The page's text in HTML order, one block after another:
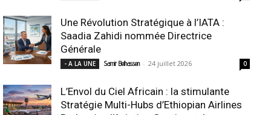
Une Révolution Stratégique à l’IATA :
Saadia Zahidi nommée Directrice
Générale
- A LA UNE Samir Belhassen - 24 juillet 2026 0
L’Envol du Ciel Africain : la stimulante
Stratégie Multi-Hubs d’Ethiopian Airlines